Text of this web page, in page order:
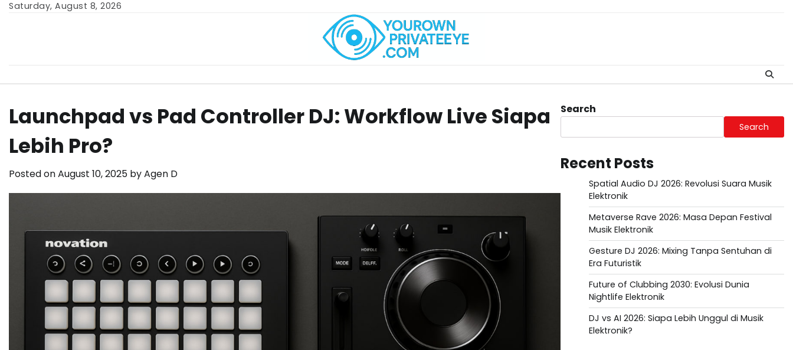
SkipSaturday, August 8, 2026
Launchpad vs Pad Controller DJ: Workflow Live Siapa
Lebih Pro?
Posted onAugust 10, 2025 byAgen D
Search
Search
Recent Posts
Spatial Audio DJ 2026: Revolusi Suara Musik
Elektronik
Metaverse Rave 2026: Masa Depan Festival
Musik Elektronik
Gesture DJ 2026: Mixing Tanpa Sentuhan di
Era Futuristik
Future of Clubbing 2030: Evolusi Dunia
Nightlife Elektronik
DJ vs AI 2026: Siapa Lebih Unggul di Musik
Elektronik?